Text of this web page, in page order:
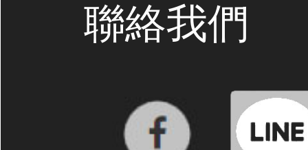
聯絡我們